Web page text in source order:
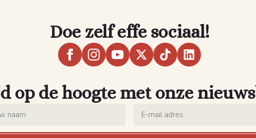
Doe zelf effe sociaal!
op de hoogte met onze